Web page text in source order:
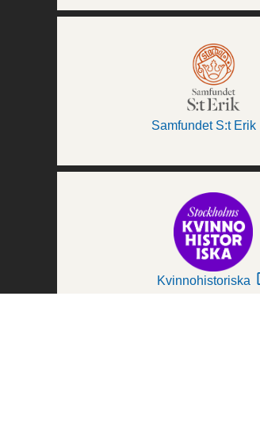
Samfundet S:t Erik
Kvinnohistoriska